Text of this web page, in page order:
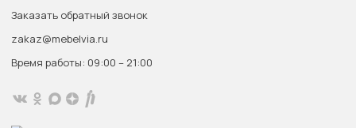
Заказать обратный звонок
zakaz@mebelvia.ru
Время работы: 09:00 – 21:00